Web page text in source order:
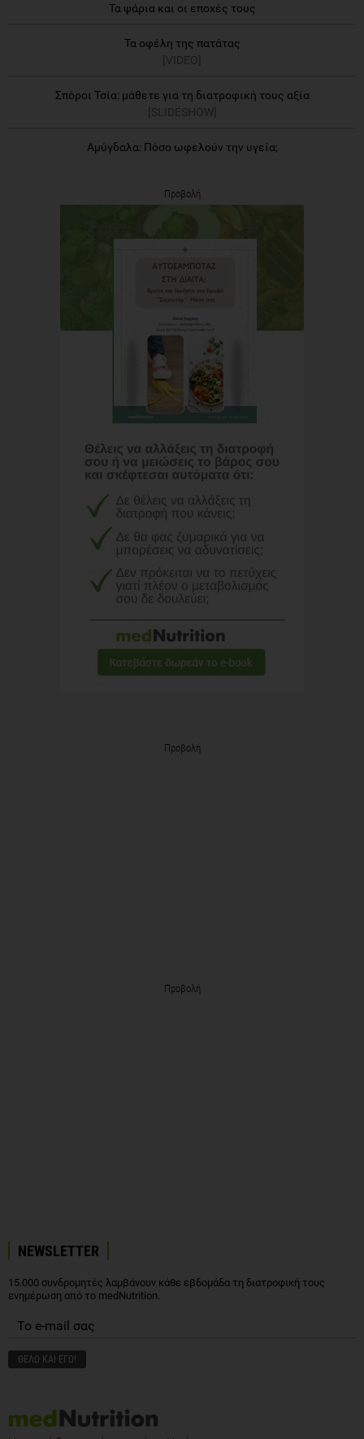
Τα ψάρια και οι εποχές τους
Τα οφέλη της πατάτας
[VIDEO]
Σπόροι Τσία: μάθετε για τη διατροφική τους αξία
[SLIDESHOW]
Αμύγδαλα: Πόσο ωφελούν την υγεία;
Προβολή
Προβολή
Προβολή
NEWSLETTER
15.000 συνδρομητές λαμβάνουν κάθε εβδομάδα τη διατροφική τους
ενημέρωση από το medNutrition.